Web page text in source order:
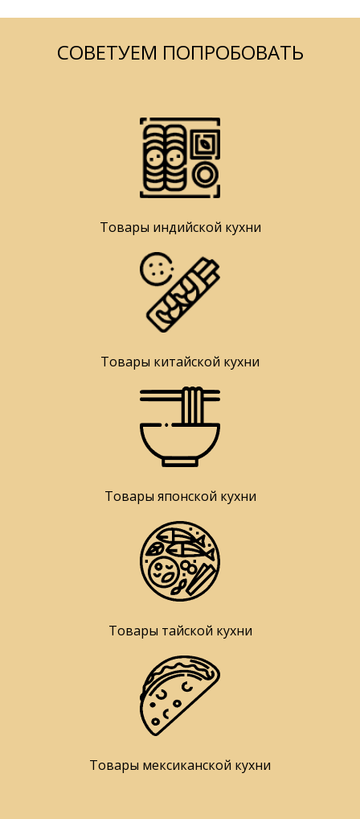
СОВЕТУЕМ ПОПРОБОВАТЬ
Товары индийской кухни
Товары китайской кухни
Товары японской кухни
Товары тайской кухни
Товары мексиканской кухни